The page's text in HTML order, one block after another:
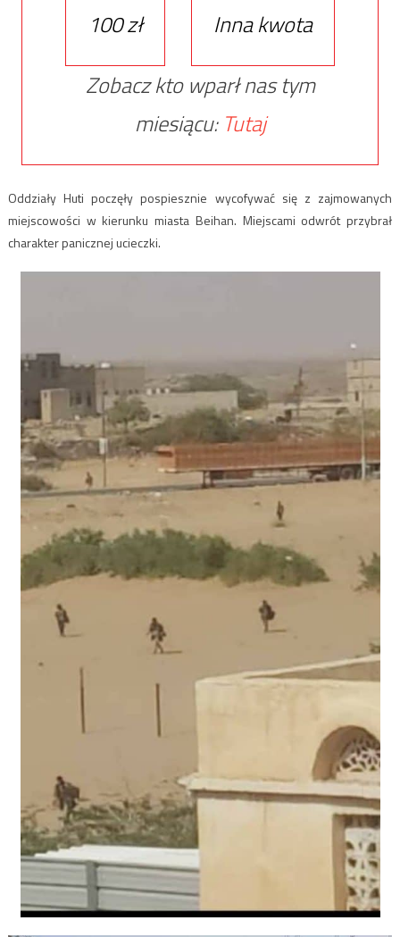
100 zł
Inna kwota
Zobacz kto wparł nas tym
miesiącu: Tutaj
Oddziały Huti poczęły pospiesznie wycofywać się z zajmowanych
miejscowości w kierunku miasta Beihan. Miejscami odwrót przybrał
charakter panicznej ucieczki.